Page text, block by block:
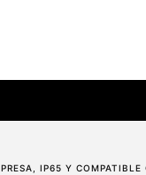
IP65 Y COMPATIBLE